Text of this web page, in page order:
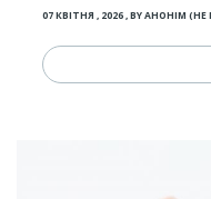
07 КВІТНЯ , 2026,BYАНОНІМ (НЕ